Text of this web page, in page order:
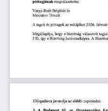
póttagjának megválasztotta:
Varga-Both Brigittát és
Mészáros Tímeát.
A tagok és póttagok az esküjüket 2026. február
Megállapítja, hogy a bizottság választott tagjai
3 fő, így a Bizottság határozatképes. A